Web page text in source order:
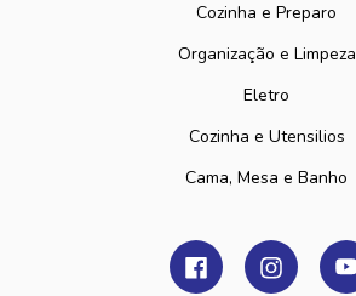
Cozinha e Preparo
Organização e Limpeza
Eletro
Cozinha e Utensilios
Cama, Mesa e Banho